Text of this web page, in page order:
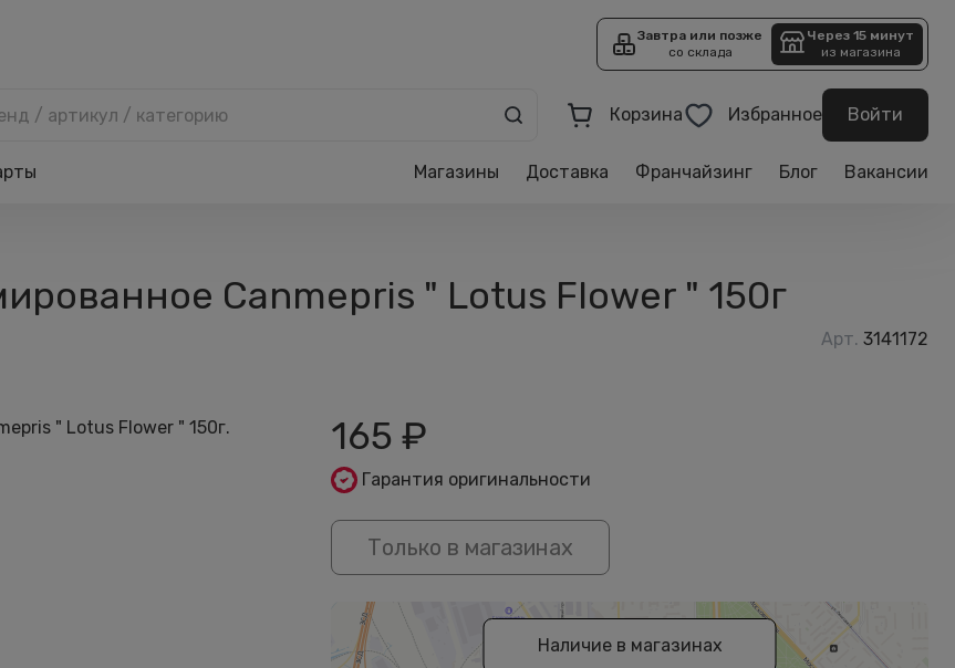
Завтра или позже
со склада
Через 15 минут
из магазина
Корзина Избранное Войти
Магазины Доставка Франчайзинг Блог Вакансии
Canmepris " Lotus Flower " 150г
Арт. 3141172
165 ₽
Гарантия оригинальности
Только в магазинах
Наличие в магазинах